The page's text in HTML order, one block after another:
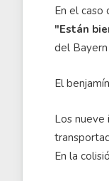
En el caso
"Están
del
El
Los nueve
En la